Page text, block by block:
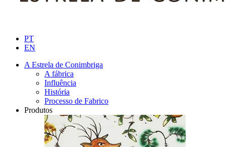
PT
EN
A Estrela de Conimbriga
A fábrica
Influência
História
Processo de Fabrico
Produtos